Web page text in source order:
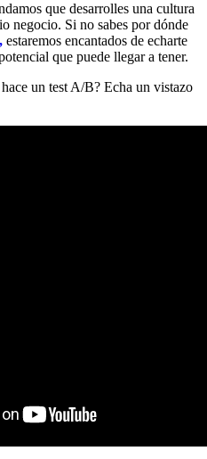
que desarrolles una cultura
negocio. Si no sabes por dónde
estaremos encantados de echarte
que puede llegar a tener.
un test A/B? Echa un vistazo